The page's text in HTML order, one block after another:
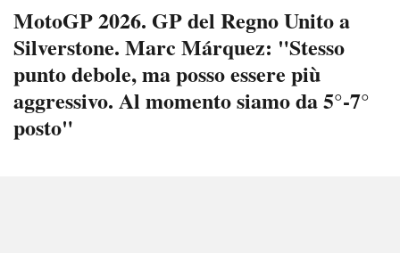
MotoGP 2026. GP del Regno Unito a
Silverstone. Marc Márquez: "Stesso
punto debole, ma posso essere più
aggressivo. Al momento siamo da 5°-7°
posto"